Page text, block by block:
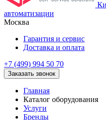
автоматизации
Москва
Гарантия и сервис
Доставка и оплата
+7 (499) 994 50 70
Заказать звонок
Главная
Каталог оборудования
Услуги
Бренды